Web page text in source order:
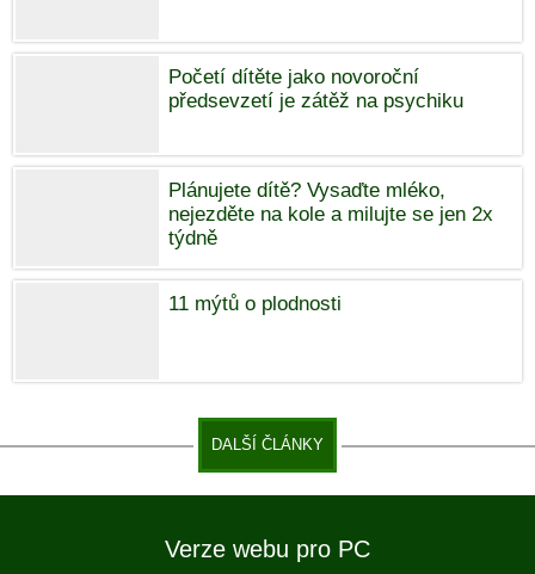
Početí dítěte jako novoroční
předsevzetí je zátěž na psychiku
Plánujete dítě? Vysaďte mléko,
nejezděte na kole a milujte se jen 2x
týdně
11 mýtů o plodnosti
DALŠÍ ČLÁNKY
Verze webu pro PC